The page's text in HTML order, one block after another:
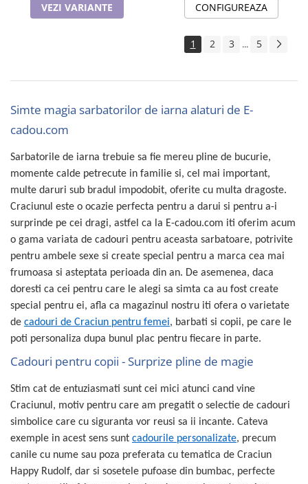
VEZI VARIANTE CONFIGUREAZA
1 2 3 ... 5
Simte magia sarbatorilor de iarna alaturi de E-
cadou.com
Sarbatorile de iarna trebuie sa fie mereu pline de bucurie,
momente calde petrecute in familie si, cel mai important,
multe daruri sub bradul impodobit, oferite cu multa dragoste.
Craciunul este o ocazie perfecta pentru a darui si pentru a-i
surprinde pe cei dragi, astfel ca la E-cadou.com iti oferim acum
o gama variata de cadouri pentru aceasta sarbatoare, potrivite
pentru ambele sexe si create special pentru a marca cea mai
frumoasa si asteptata perioada din an. De asemenea, daca
doresti ca cei pentru care le alegi sa simta ca au fost create
special pentru ei, afla ca magazinul nostru iti ofera o varietate
de cadouri de Craciun pentru femei, barbati si copii, pe care le
poti personaliza dupa bunul plac pentru fiecare in parte.
Cadouri pentru copii - Surprize pline de magie
Stim cat de entuziasmati sunt cei mici atunci cand vine
Craciunul, motiv pentru care am pregatit o selectie de cadouri
simbolice care cu siguranta vor reusi sa ii incante. Cateva
exemple in acest sens sunt cadourile personalizate, precum
canile cu nume sau poza preferata cu tematica de Craciun
Happy Rudolf, dar si sosetele pufoase din bumbac, perfecte